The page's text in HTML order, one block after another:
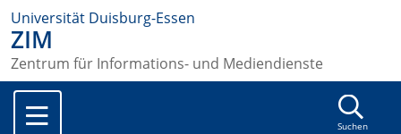
Universität Duisburg-Essen
ZIM
Zentrum für Informations- und Mediendienste
Suchen